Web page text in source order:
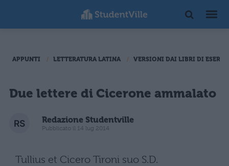
APPUNTI LETTERATURA LATINA VERSIONI DAI LIBRI DI
Due lettere di Cicerone ammalato
Redazione Studentville
Pubblicato il 14 lug 2014
Tullius et Cicero Tironi suo S.D.